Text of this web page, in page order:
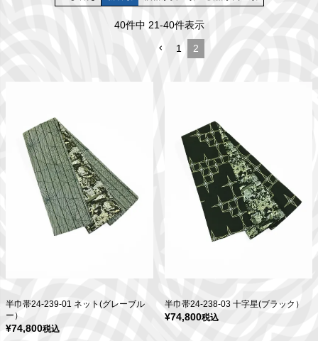
40件中 21-40件表示
1 2
半巾帯24-239-01 ネット(グレーブル
ー）
¥74,800税込
半巾帯24-238-03 十字星(ブラック）
¥74,800税込